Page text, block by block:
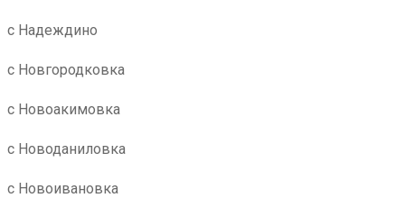
с Надеждино
с Новгородковка
с Новоакимовка
с Новоданиловка
с Новоивановка